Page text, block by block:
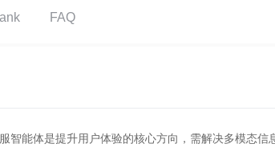
FAQ
能体是提升用户体验的核心方向，需解决多模态信